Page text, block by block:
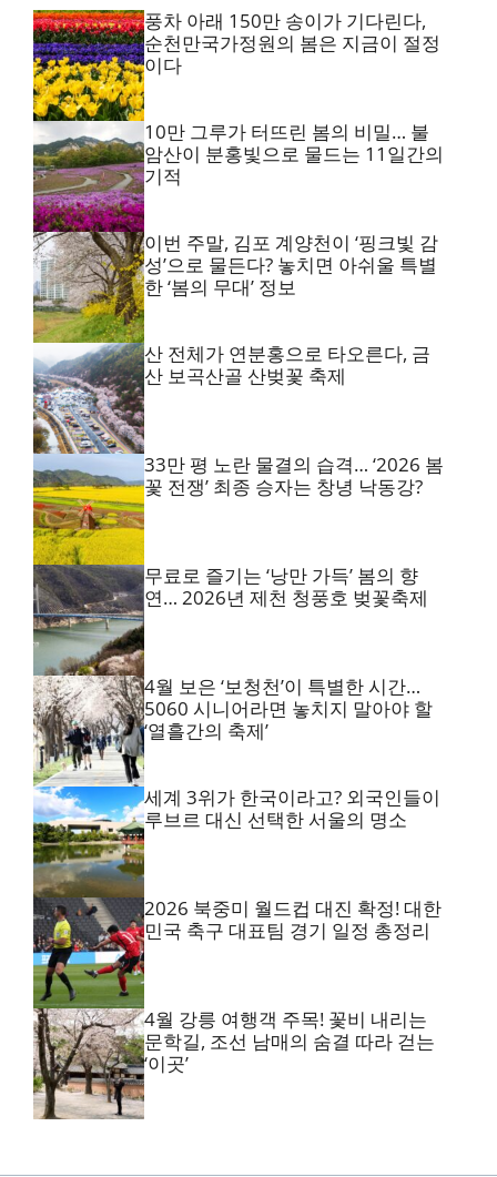
풍차 아래 150만 송이가 기다린다,
순천만국가정원의 봄은 지금이 절정
이다
10만 그루가 터뜨린 봄의 비밀… 불
암산이 분홍빛으로 물드는 11일간의
기적
이번 주말, 김포 계양천이 ‘핑크빛 감
성’으로 물든다? 놓치면 아쉬울 특별
한 ‘봄의 무대’ 정보
산 전체가 연분홍으로 타오른다, 금
산 보곡산골 산벚꽃 축제
33만 평 노란 물결의 습격… ‘2026 봄
꽃 전쟁’ 최종 승자는 창녕 낙동강?
무료로 즐기는 ‘낭만 가득’ 봄의 향
연… 2026년 제천 청풍호 벚꽃축제
4월 보은 ‘보청천’이 특별한 시간…
5060 시니어라면 놓치지 말아야 할
‘열흘간의 축제’
세계 3위가 한국이라고? 외국인들이
루브르 대신 선택한 서울의 명소
2026 북중미 월드컵 대진 확정! 대한
민국 축구 대표팀 경기 일정 총정리
4월 강릉 여행객 주목! 꽃비 내리는
문학길, 조선 남매의 숨결 따라 걷는
‘이곳’